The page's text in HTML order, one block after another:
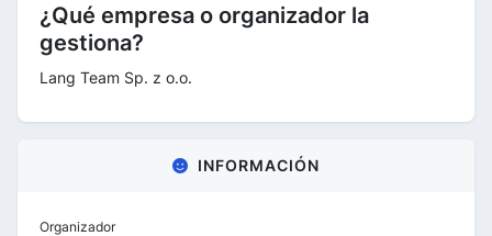
¿Qué empresa o organizador la
gestiona?
Lang Team Sp. z o.o.
INFORMACIÓN
Organizador